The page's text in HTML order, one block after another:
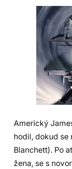
Americký
hodil, dokud se
Blanchett). Po
žena, se s